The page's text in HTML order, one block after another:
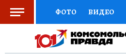
ФОТО ВИДЕО
СОЦПОДДЕРЖКА